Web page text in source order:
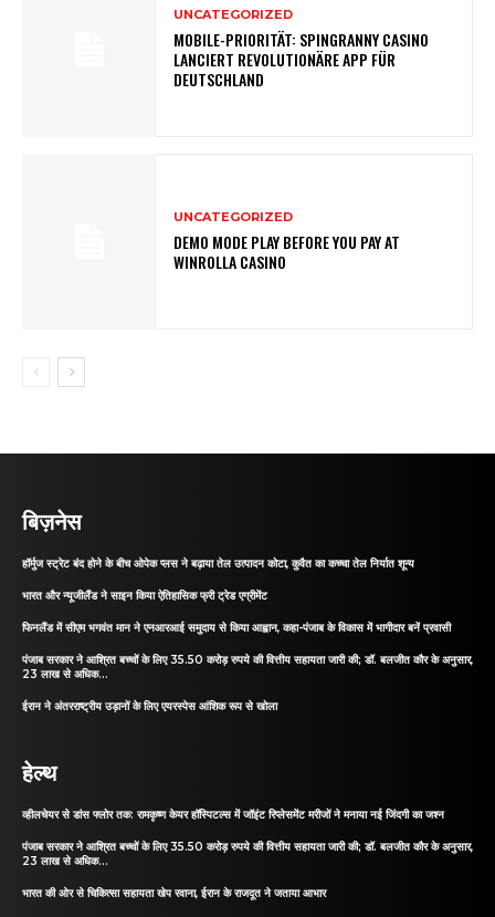
UNCATEGORIZED
MOBILE-PRIORITÄT: SPINGRANNY CASINO
LANCIERT REVOLUTIONÄRE APP FÜR
DEUTSCHLAND
UNCATEGORIZED
DEMO MODE PLAY BEFORE YOU PAY AT
WINROLLA CASINO
बिज़नेस
हॉर्मुज स्ट्रेट बंद होने के बीच ओपेक प्लस ने बढ़ाया तेल उत्पादन कोटा, कुवैत का कच्चा तेल निर्यात शून्य
भारत और न्यूजीलैंड ने साइन किया ऐतिहासिक फ्री ट्रेड एग्रीमेंट
फिनलैंड में सीएम भगवंत मान ने एनआरआई समुदाय से किया आह्वान, कहा-पंजाब के विकास में भागीदार बनें प्रवासी
पंजाब सरकार ने आश्रित बच्चों के लिए 35.50 करोड़ रुपये की वित्तीय सहायता जारी की; डॉ. बलजीत कौर के अनुसार,
23 लाख से अधिक...
ईरान ने अंतरराष्ट्रीय उड़ानों के लिए एयरस्पेस आंशिक रूप से खोला
हेल्थ
व्हीलचेयर से डांस फ्लोर तक: रामकृष्ण केयर हॉस्पिटल्स में जॉइंट रिप्लेसमेंट मरीजों ने मनाया नई जिंदगी का जश्न
पंजाब सरकार ने आश्रित बच्चों के लिए 35.50 करोड़ रुपये की वित्तीय सहायता जारी की; डॉ. बलजीत कौर के अनुसार,
23 लाख से अधिक...
भारत की ओर से चिकित्सा सहायता खेप रवाना, ईरान के राजदूत ने जताया आभार